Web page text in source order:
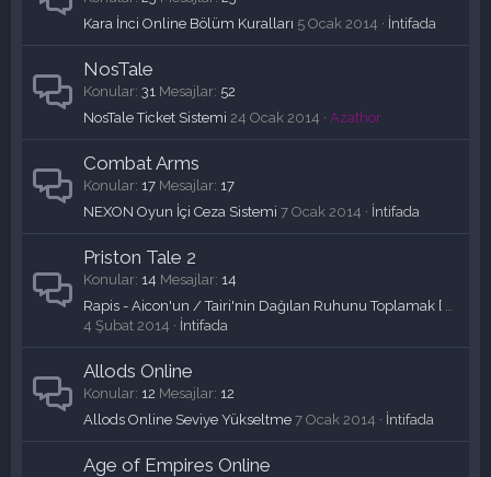
Kara İnci Online Bölüm Kuralları 5 Ocak 2014 İntifada
NosTale
Konular 31 Mesajlar 52
NosTale Ticket Sistemi 24 Ocak 2014 Azathor
Combat Arms
Konular 17 Mesajlar 17
NEXON Oyun İçi Ceza Sistemi 7 Ocak 2014 İntifada
Priston Tale 2
Konular 14 Mesajlar 14
4 Şubat 2014
İntifada
Allods Online
Konular 12 Mesajlar 12
Allods Online Seviye Yükseltme 7 Ocak 2014 İntifada
Age of Empires Online